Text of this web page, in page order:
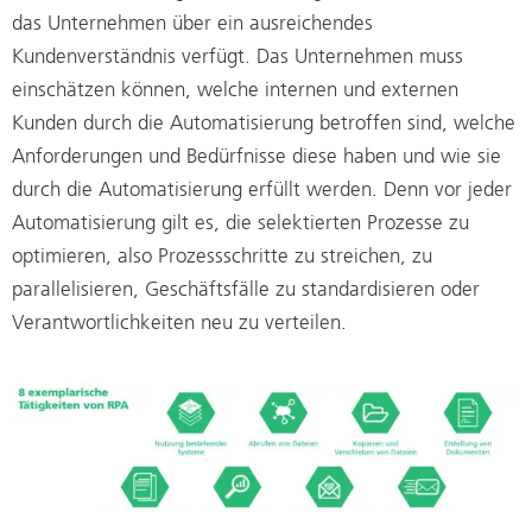
das Unternehmen über ein ausreichendes
Kundenverständnis verfügt. Das Unternehmen muss
einschätzen können, welche internen und externen
Kunden durch die Automatisierung betroffen sind, welche
Anforderungen und Bedürfnisse diese haben und wie sie
durch die Automatisierung erfüllt werden. Denn vor jeder
Automatisierung gilt es, die selektierten Prozesse zu
optimieren, also Prozessschritte zu streichen, zu
parallelisieren, Geschäftsfälle zu standardisieren oder
Verantwortlichkeiten neu zu verteilen.